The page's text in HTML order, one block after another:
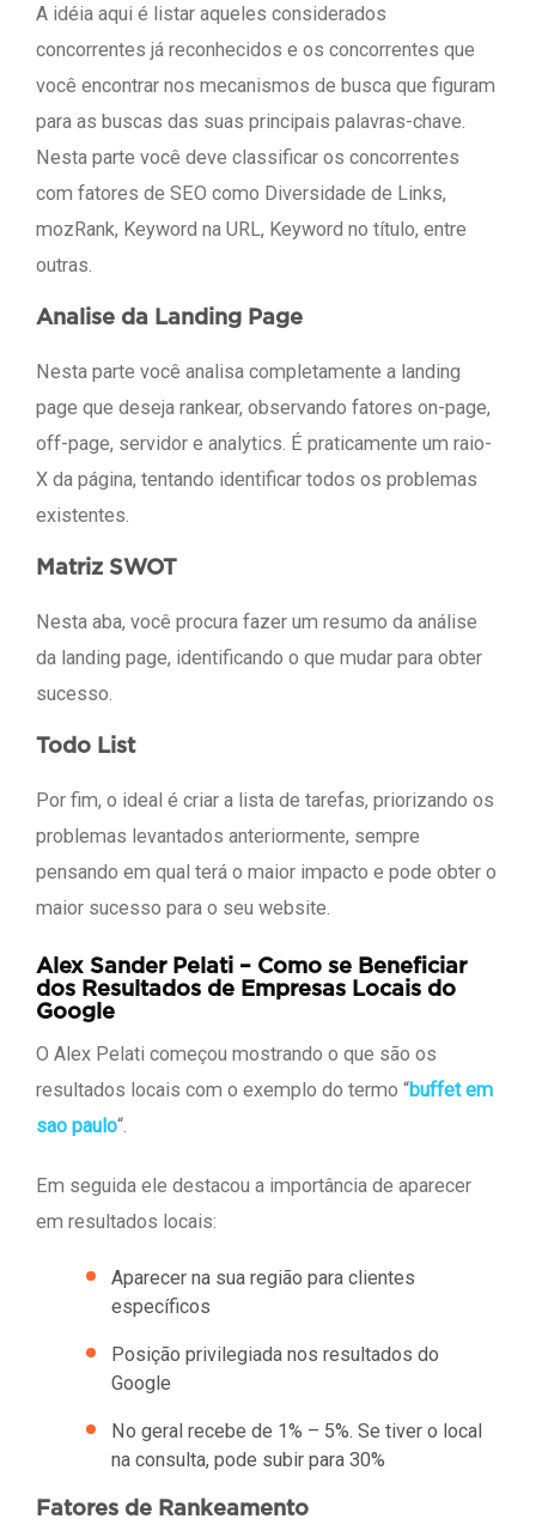
A idéia aqui é listar aqueles considerados
concorrentes já reconhecidos e os concorrentes que
você encontrar nos mecanismos de busca que figuram
para as buscas das suas principais palavras-chave.
Nesta parte você deve classificar os concorrentes
com fatores de SEO como Diversidade de Links,
mozRank, Keyword na URL, Keyword no título, entre
outras.
Analise da Landing Page
Nesta parte você analisa completamente a landing
page que deseja rankear, observando fatores on-page,
off-page, servidor e analytics. É praticamente um raio-
X da página, tentando identificar todos os problemas
existentes.
Matriz SWOT
Nesta aba, você procura fazer um resumo da análise
da landing page, identificando o que mudar para obter
sucesso.
Todo List
Por fim, o ideal é criar a lista de tarefas, priorizando os
problemas levantados anteriormente, sempre
pensando em qual terá o maior impacto e pode obter o
maior sucesso para o seu website.
Alex Sander Pelati – Como se Beneficiar
dos Resultados de Empresas Locais do
Google
O Alex Pelati começou mostrando o que são os
resultados locais com o exemplo do termo “buffet em
sao paulo“.
Em seguida ele destacou a importância de aparecer
em resultados locais:
Aparecer na sua região para clientes
específicos
Posição privilegiada nos resultados do
Google
No geral recebe de 1% – 5%. Se tiver o local
na consulta, pode subir para 30%
Fatores de Rankeamento